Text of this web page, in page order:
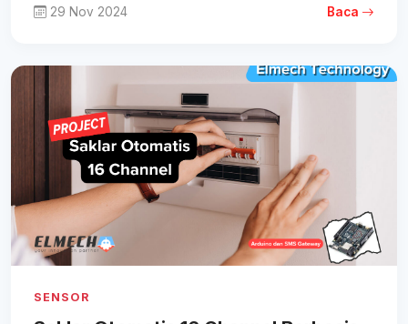
29 Nov 2024 Baca
SENSOR